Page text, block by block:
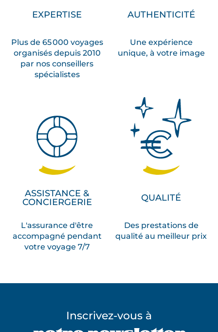
EXPERTISE
Plus de 65 000 voyages
organisés depuis 2010
par nos conseillers
spécialistes
AUTHENTICITÉ
Une expérience
unique, à votre image
ASSISTANCE &
CONCIERGERIE
L'assurance d'être
accompagné pendant
votre voyage 7/7
QUALITÉ
Des prestations de
qualité au meilleur prix
Inscrivez-vous à